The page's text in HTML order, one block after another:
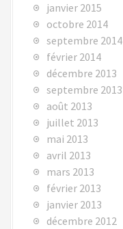
janvier 2015
octobre 2014
septembre 2014
février 2014
décembre 2013
septembre 2013
août 2013
juillet 2013
mai 2013
avril 2013
mars 2013
février 2013
janvier 2013
décembre 2012